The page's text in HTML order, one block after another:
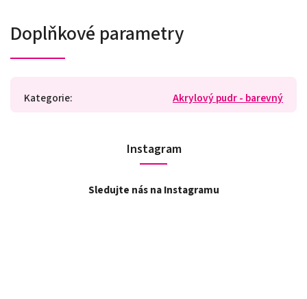
Doplňkové parametry
Kategorie: Akrylový pudr - barevný
Instagram
Sledujte nás na Instagramu